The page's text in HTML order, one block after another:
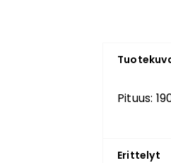
Pituus:
Erittelyt